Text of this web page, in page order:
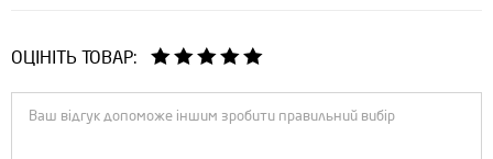
ОЦІНІТЬ ТОВАР: